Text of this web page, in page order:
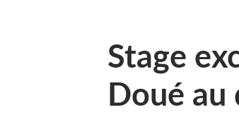
Stage
Doué au